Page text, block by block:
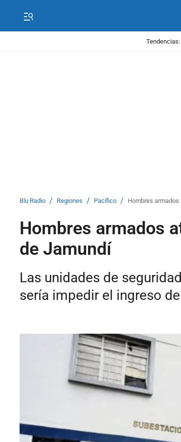
Tendencias:
Blu Radio / Regiones / Pacífico / Hombres
Hombres armados
de Jamundí
Las unidades de
sería impedir el ingreso